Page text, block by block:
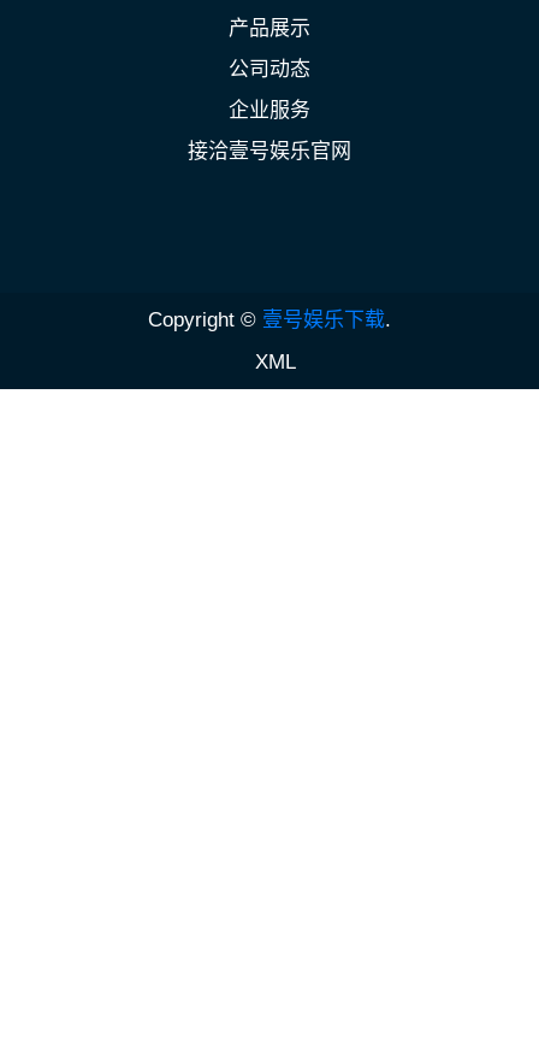
产品展示
公司动态
企业服务
接洽壹号娱乐官网
Copyright © 壹号娱乐下载.
XML